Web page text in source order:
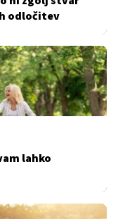
odločitev
lahko